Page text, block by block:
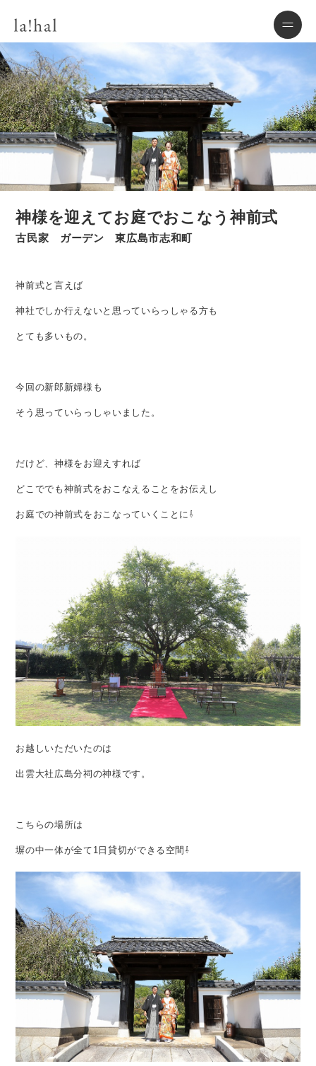
神様を迎えてお庭でおこなう神前式
古民家 ガーデン 東広島市志和町
神前式と言えば
神社でしか行えないと思っていらっしゃる方も
とても多いもの。
今回の新郎新婦様も
そう思っていらっしゃいました。
だけど、神様をお迎えすれば
どこででも神前式をおこなえることをお伝えし
お庭での神前式をおこなっていくことに⇩
お越しいただいたのは
出雲大社広島分祠の神様です。
こちらの場所は
塀の中一体が全て1日貸切ができる空間⇩